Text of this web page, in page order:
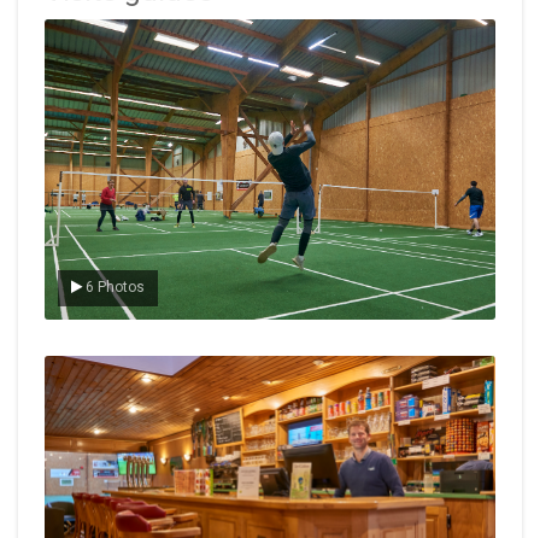
6 Photos
Le badminton
Le Club